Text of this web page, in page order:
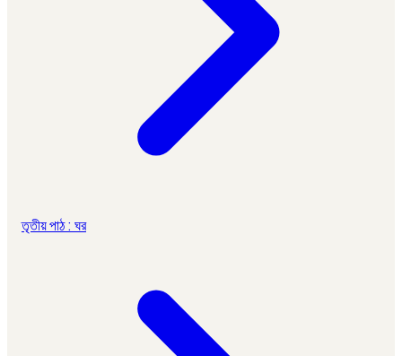
তৃতীয় পাঠ : ঘর